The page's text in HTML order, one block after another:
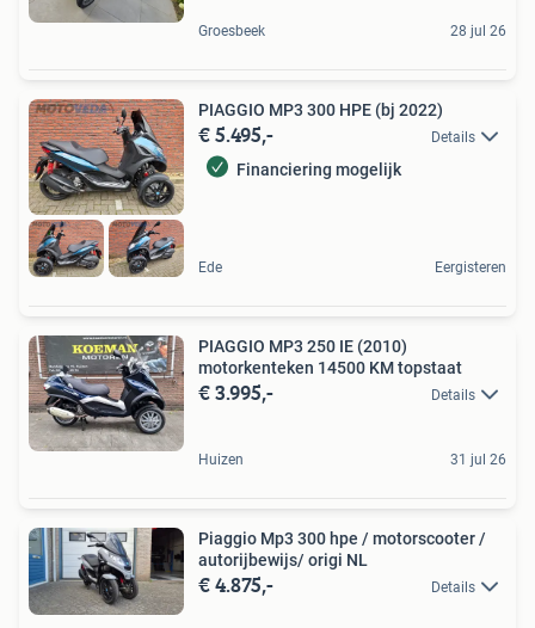
Groesbeek 28 jul 26
PIAGGIO MP3 300 HPE (bj 2022)
€ 5.495,- Details
Financiering mogelijk
Ede Eergisteren
PIAGGIO MP3 250 IE (2010)
motorkenteken 14500 KM topstaat
€ 3.995,- Details
Huizen 31 jul 26
Piaggio Mp3 300 hpe / motorscooter /
autorijbewijs/ origi NL
€ 4.875,- Details